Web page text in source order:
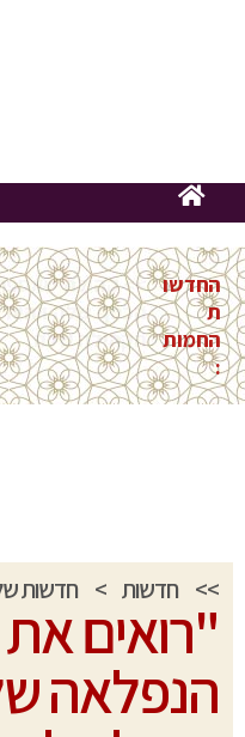
החדשות
החמות:
>> חוג
בוכרה
"רואים
הנפלאה
כמו